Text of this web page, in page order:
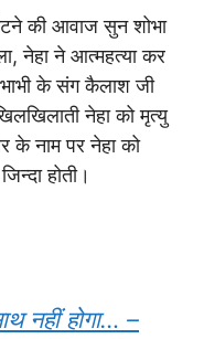
की आवाज सुन शोभा
नेहा ने आत्महत्या कर
के संग कैलाश जी
नेहा को मृत्यु
नाम पर नेहा को
होती।
नहीं होगा… –